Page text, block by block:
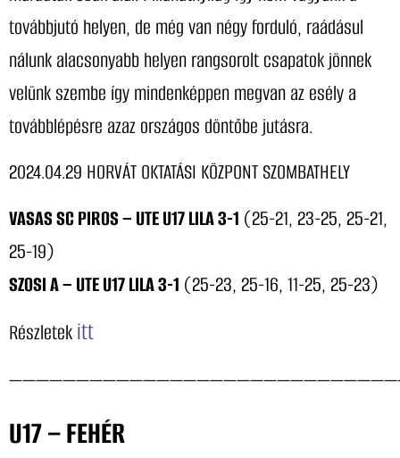
továbbjutó helyen, de még van négy forduló, raádásul
nálunk alacsonyabb helyen rangsorolt csapatok jönnek
velünk szembe így mindenképpen megvan az esély a
továbblépésre azaz országos döntőbe jutásra.
2024.04.29 HORVÁT OKTATÁSI KÖZPONT SZOMBATHELY
VASAS SC PIROS – UTE U17 LILA 3-1 (25-21, 23-25, 25-21,
25-19)
SZOSI A – UTE U17 LILA 3-1 (25-23, 25-16, 11-25, 25-23)
Részletekitt
U17 – FEHÉR